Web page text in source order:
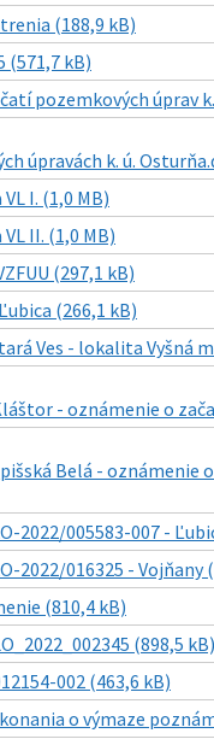
(188,9 kB)
(571,7 kB)
pozemkových úprav
úpravách k. ú.
I. (1,0 MB)
II. (1,0 MB)
(297,1 kB)
(266,1 kB)
Ves - lokalita Vyšná
- oznámenie o
Belá - oznámenie
2022/005583-007 -
2022/016325 - Vojňany
(810,4 kB)
(898,5 kB)
002 (463,6 kB)
o výmaze